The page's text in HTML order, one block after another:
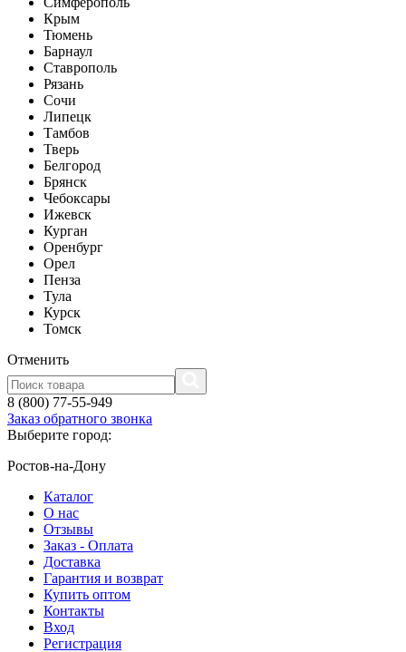
Крым
Тюмень
Барнаул
Ставрополь
Рязань
Сочи
Липецк
Тамбов
Тверь
Белгород
Брянск
Чебоксары
Ижевск
Курган
Оренбург
Орел
Пенза
Тула
Курск
Томск
Отменить
8 (800) 77-55-949
Заказ обратного звонка
Выберите город:
Ростов-на-Дону
Каталог
О нас
Отзывы
Заказ - Оплата
Доставка
Гарантия и возврат
Купить оптом
Контакты
Вход
Регистрация